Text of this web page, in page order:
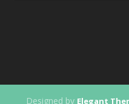
Designed by Elegant